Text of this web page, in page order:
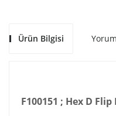
Ürün Bilgisi
F100151 ; Hex D